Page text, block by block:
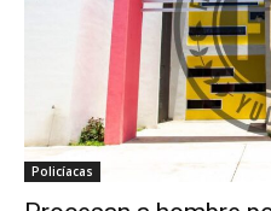
Policíacas